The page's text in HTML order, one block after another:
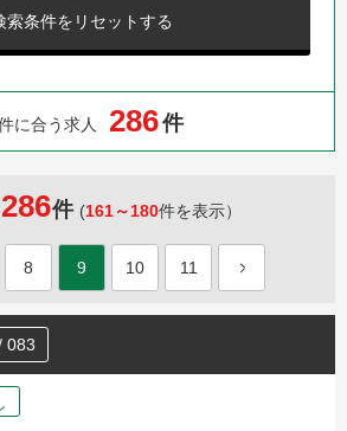
索条件をリセットする
に合う求人 286件
286件 (161～180件を表示）
8 9 10 11
083